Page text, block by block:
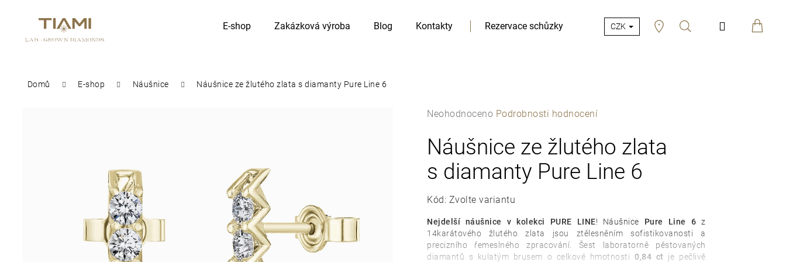
E-shop Zakázková výroba Blog Kontakty Rezervace schůzky CZK Hledat Přihlášení
Domů E-shop Náušnice Náušnice ze žlutého zlata s diamanty Pure Line 6
Průměrné
produktu
je
0,0
z
hvězdiček.
Neohodnoceno Podrobnosti hodnocení
Náušnice ze žlutého zlata
s diamanty Pure Line 6
Kód: Zvolte variantu
Nejdelší náušnice v kolekci PURE LINE! Náušnice Pure Line 6 z
14karátového žlutého zlata jsou ztělesněním sofistikovanosti a
precizního řemeslného zpracování.
Šest laboratorně pěstovaných
diamantů s kulatým brusem o celkové hmotnosti 0,84 ct
je pečlivě
Zpět
Zpět
Co potřebujete najít?
HLEDAT